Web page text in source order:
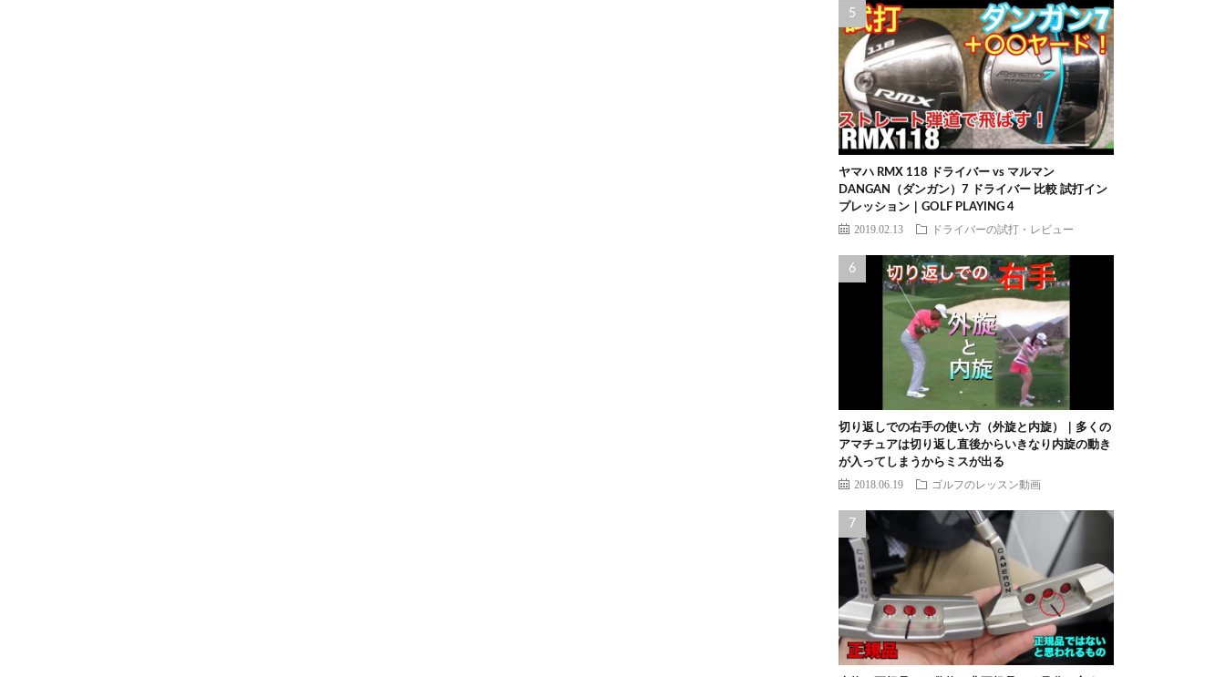
ヤマハ RMX 118 ドライバー vs マルマン
DANGAN（ダンガン）7 ドライバー 比較 試打イン
プレッション｜GOLF PLAYING 4
2019.02.13 ドライバーの試打・レビュー
切り返しでの右手の使い方（外旋と内旋）｜多くの
アマチュアは切り返し直後からいきなり内旋の動き
が入ってしまうからミスが出る
2018.06.19 ゴルフのレッスン動画